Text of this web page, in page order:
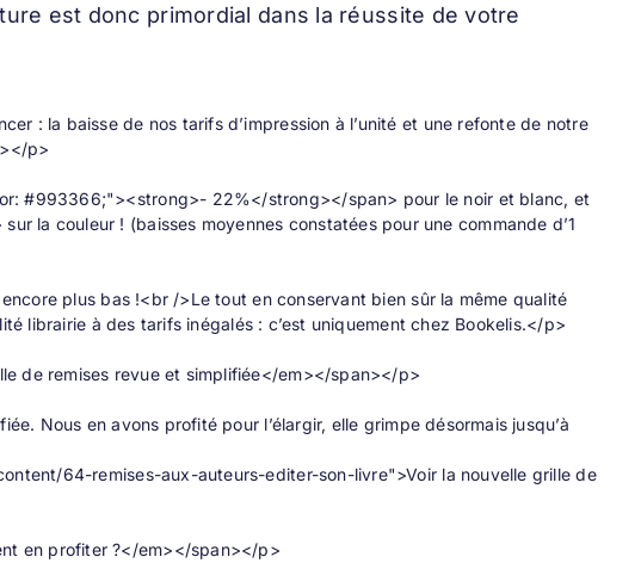
est donc primordial dans la réussite de votre
: la baisse de nos tarifs d’impression à l’unité et une refonte de notre
p>
#993366;"><strong>- 22%</strong></span> pour le noir et blanc, et
la couleur ! (baisses moyennes constatées pour une commande d’1
plus bas !<br />Le tout en conservant bien sûr la même qualité
librairie à des tarifs inégalés : c’est uniquement chez Bookelis.</p>
de remises revue et simplifiée</em></span></p>
Nous en avons profité pour l’élargir, elle grimpe désormais jusqu’à
64-remises-aux-auteurs-editer-son-livre">Voir la nouvelle grille de
en profiter ?</em></span></p>